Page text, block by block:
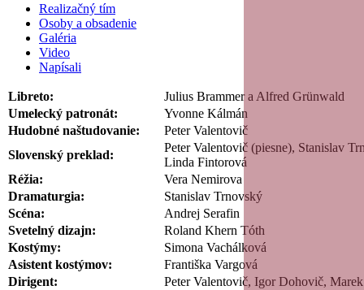
Realizačný tím
Osoby a obsadenie
Galéria
Video
Napísali
Libreto:
Julius Brammer a Alfred Grünwald
Umelecký patronát:
Yvonne Kálmán
Hudobné naštudovanie:
Peter Valentovič
Slovenský preklad:
Peter Valentovič (piesne), Stanislav
Linda Fintorová
Réžia:
Vera Nemirova
Dramaturgia:
Stanislav Trnovský
Scéna:
Andrej Serafin
Svetelný dizajn:
Roland Khern Tóth
Kostýmy:
Simona Vachálková
Asistent kostýmov:
Františka Vargová
Dirigent:
Peter Valentovič, Igor Dohovič,